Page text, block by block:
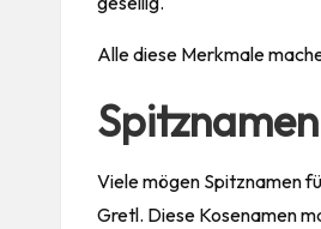
Alle diese Merkmale
Viele mögen Spitznamen
Gretl. Diese Kosenamen